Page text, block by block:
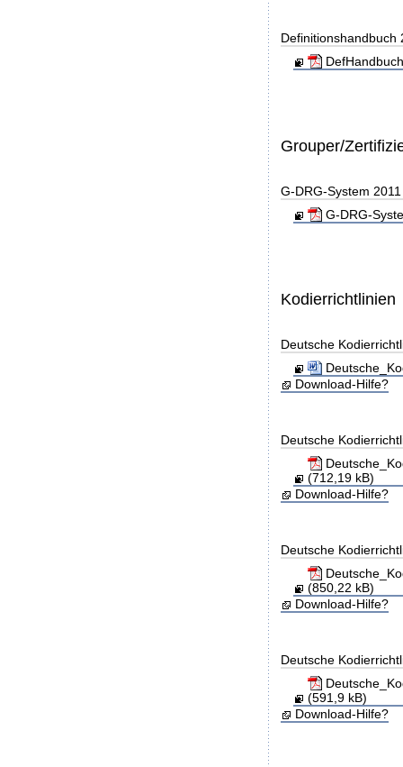
Definitionshandbuch
Grouper/
G-DRG-System
G-DRG-
Kodierrichtlinien
Deutsche
Download-Hilfe?
Deutsche
(712,19 kB)
Download-Hilfe?
Deutsche
(850,22 kB)
Download-Hilfe?
Deutsche
(591,9 kB)
Download-Hilfe?